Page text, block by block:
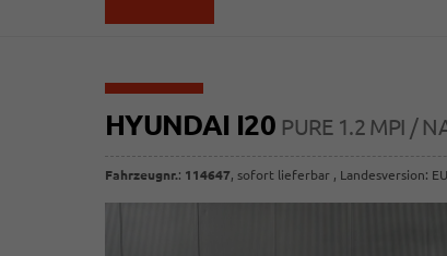
HYUNDAI I20 PURE 1.2 MPI /
Fahrzeugnr.: 114647, sofort lieferbar , Landesversion: